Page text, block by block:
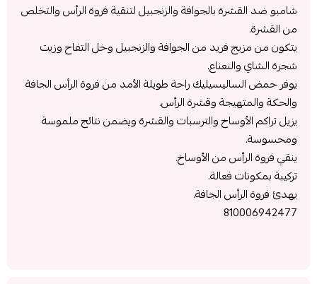
شامبو ضد القشرة بالجوافة والزنجبيل لتنقية فروة الرأس والتخلص
من القشرة.
يتكون من مزيج فريد من الجوافة والزنجبيل وخل التفاح وزيت
شجرة الشاي والنعناع.
يوفر حمض الساليسيليك راحة طويلة الأمد من فروة الرأس الجافة
والحكة والمتهيجة وقشرة الرأس.
يزيل تراكم الأوساخ والترسبات والقشرة ويضمن نتائج ملموسة
ومحسوسة.
ينقي فروة الرأس من الأوساخ.
تركيبة بمكونات فعالة.
يهدئ فروة الرأس الجافة.
810006942477